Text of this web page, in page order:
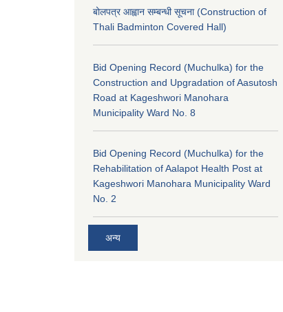
बोलपत्र आह्वान सम्बन्धी सूचना (Construction of
Thali Badminton Covered Hall)
Bid Opening Record (Muchulka) for the
Construction and Upgradation of Aasutosh
Road at Kageshwori Manohara
Municipality Ward No. 8
Bid Opening Record (Muchulka) for the
Rehabilitation of Aalapot Health Post at
Kageshwori Manohara Municipality Ward
No. 2
अन्य